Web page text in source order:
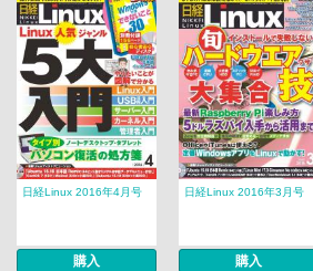
日経Linux 2016年4月号
購入
日経Linux 2016年3月号
購入